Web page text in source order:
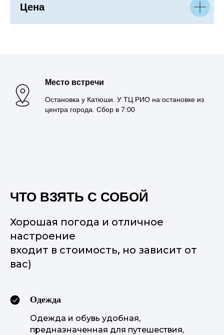
Цена
Место встречи
Остановка у Катюши. У ТЦ РИО на остановке из
центра города. Сбор в 7:00
ЧТО ВЗЯТЬ С СОБОЙ
Хорошая погода и отличное
настроение
входит в стоимость, но зависит от
вас)
Одежда
Одежда и обувь удобная,
предназначенная для путешествия,